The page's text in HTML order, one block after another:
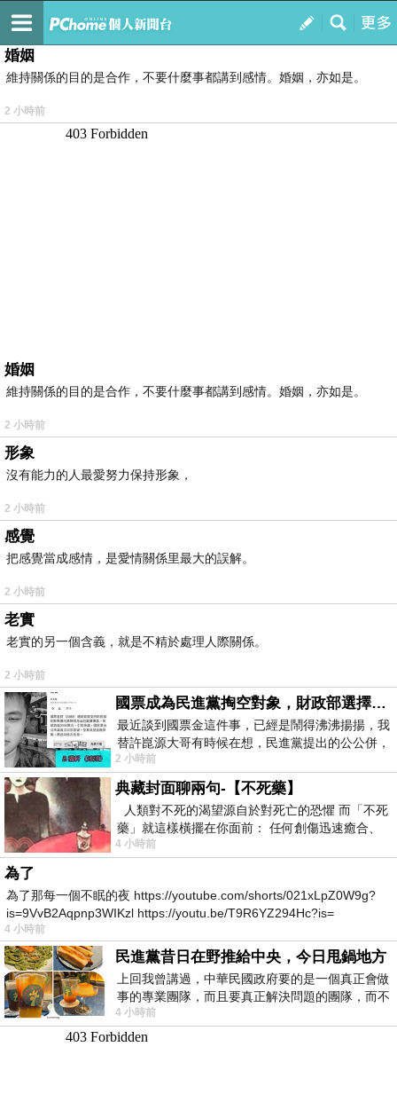
我的
最新文章
婚姻
維持關係的目的是合作，不要什麼事都講到感情。婚姻，亦如是。
2 小時前
婚姻
維持關係的目的是合作，不要什麼事都講到感情。婚姻，亦如是。
2 小時前
形象
沒有能力的人最愛努力保持形象，
2 小時前
感覺
把感覺當成感情，是愛情關係里最大的誤解。
2 小時前
老實
老實的另一個含義，就是不精於處理人際關係。
2 小時前
國票成為民進黨掏空對象，財政部選擇性失憶
最近談到國票金這件事，已經是鬧得沸沸揚揚，我
替許崑源大哥有時候在想，民進黨提出的公公併，
其實就是想要國庫通黨庫，鬧出最大的醜
2 小時前
典藏封面聊兩句-【不死藥】
人類對不死的渴望源自於對死亡的恐懼 而「不死
藥」就這樣橫擺在你面前： 任何創傷迅速癒合、
停止衰老、痛覺消失…堪
4 小時前
為了
為了那每一個不眠的夜 https://youtube.com/shorts/021xLpZ0W9g?
is=9VvB2Aqpnp3WIKzl https://youtu.be/T9R6YZ294Hc?is=
4 小時前
民進黨昔日在野推給中央，今日甩鍋地方
上回我曾講過，中華民國政府要的是一個真正會做
事的專業團隊，而且要真正解決問題的團隊，而不
是只會到處甩鍋的雙標團隊，最近民進黨
4 小時前